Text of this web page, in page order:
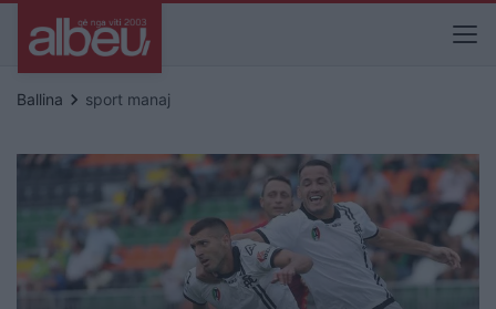
Ballina keyboard_arrow_right sport manaj